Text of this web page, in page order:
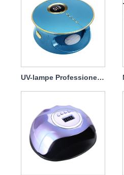
UV-lampe Professionel negletørrer 168w